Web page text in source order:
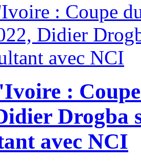
:
Drogba
avec NCI